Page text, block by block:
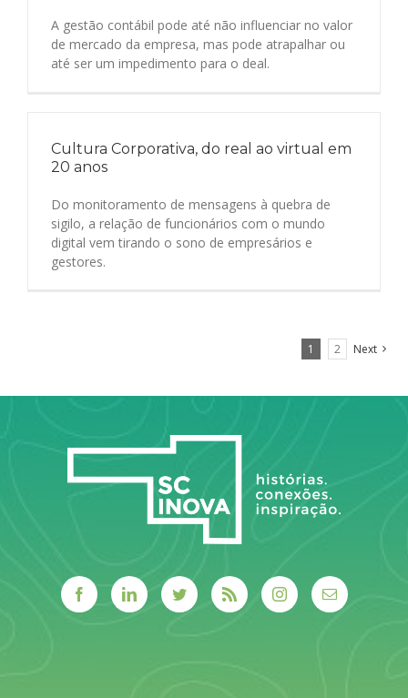
A gestão contábil pode até não influenciar no valor
de mercado da empresa, mas pode atrapalhar ou
até ser um impedimento para o deal.
Cultura Corporativa, do real ao virtual em
20 anos
Do monitoramento de mensagens à quebra de
sigilo, a relação de funcionários com o mundo
digital vem tirando o sono de empresários e
gestores.
1 2 Next